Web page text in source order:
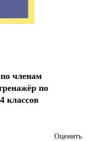
членам
по
классов
Оценить